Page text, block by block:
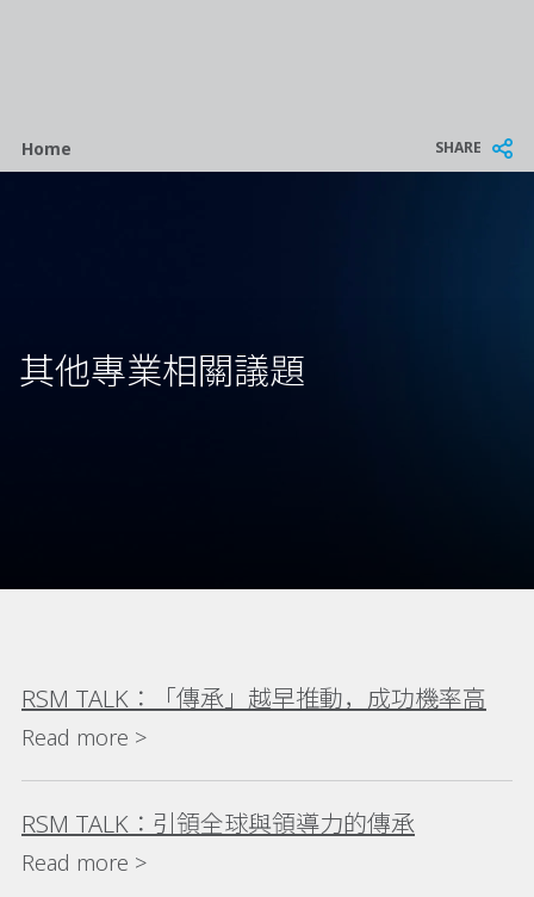
Breadcrumb
Home SHARE
其他專業相關議題
RSM TALK：「傳承」越早推動，成功機率高
Read more >
RSM TALK：引領全球與領導力的傳承
Read more >